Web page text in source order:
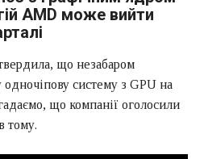
AMD може вийти
що незабаром
систему з GPU на
що компанії оголосили
тому.